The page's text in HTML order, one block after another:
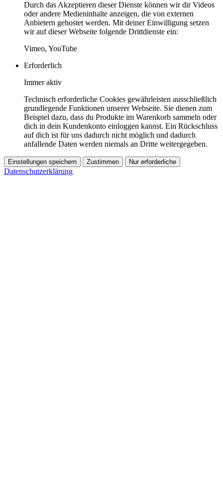
Durch das Akzeptieren dieser Dienste können wir dir Videos
oder andere Medieninhalte anzeigen, die von externen
Anbietern gehostet werden. Mit deiner Einwilligung setzen
wir auf dieser Webseite folgende Drittdienste ein:
Vimeo, YouTube
Erforderlich
Immer aktiv
Technisch erforderliche Cookies gewährleisten ausschließlich
grundlegende Funktionen unserer Webseite. Sie dienen zum
Beispiel dazu, dass du Produkte im Warenkorb sammeln oder
dich in dein Kundenkonto einloggen kannst. Ein Rückschluss
auf dich ist für uns dadurch nicht möglich und dadurch
anfallende Daten werden niemals an Dritte weitergegeben.
Einstellungen speichern Zustimmen Nur erforderliche
Datenschutzerklärung